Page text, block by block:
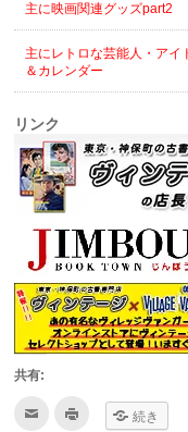
主に映画関連グッズpart2
主にレトロな芸能人・アイ
＆カレンダー
リンク
共有:
続き